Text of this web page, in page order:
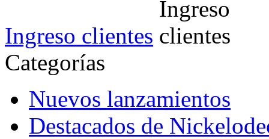
Ingreso clientes
Categorías
Nuevos lanzamientos
Destacados de